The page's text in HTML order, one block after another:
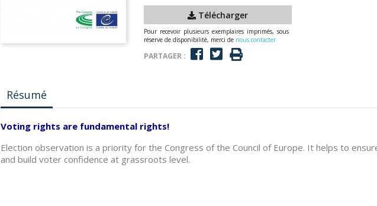
Télécharger
Pour recevoir plusieurs exemplaires imprimés, sous
réserve de disponibilité, merci de nous contacter
PARTAGER :
Résumé
Voting rights are fundamental rights!
Election observation is a priority for the Congress of the Council of Europe. It helps to
and build voter confidence at grassroots level.